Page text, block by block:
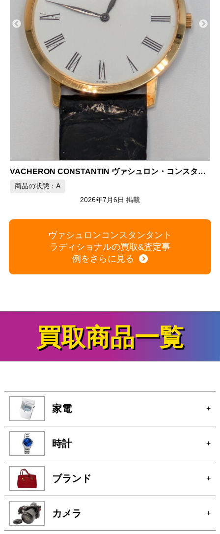
商品の状態：B
ヴァシュロンコンスタンタント
買取商品一覧
家電
ブランド +
カメラ +
電動工具 +
厨房機器 +